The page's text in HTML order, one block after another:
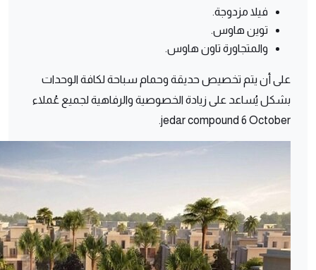
فيلا مزدوجة.
توين هاوس.
والمتجاورة تاون هاوس.
على أن يتم تخصيص حديقة وحمام سباحة لكافة الوحدات
بشكل يُساعد على زيادة الخصوصية والرفاهية لجميع عُملاء
jedar compound 6 October.